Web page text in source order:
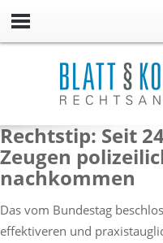
Rechtstip: Seit
Zeugen
nachkommen
Das vom Bundestag
effektiveren und